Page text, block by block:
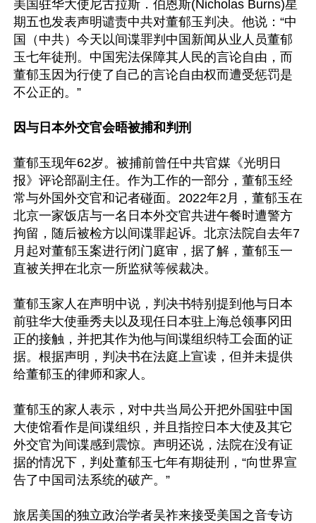
美国驻华大使尼古拉斯．伯恩斯(Nicholas Burns)星
期五也发表声明谴责中共对董郁玉判决。他说：“中
国（中共）今天以间谍罪判中国新闻从业人员董郁
玉七年徒刑。中国宪法保障其人民的言论自由，而
董郁玉因为行使了自己的言论自由权而遭受惩罚是
不公正的。”
因与日本外交官会晤被捕和判刑
董郁玉现年62岁。被捕前曾任中共官媒《光明日
报》评论部副主任。作为工作的一部分，董郁玉经
常与外国外交官和记者碰面。2022年2月，董郁玉在
北京一家饭店与一名日本外交官共进午餐时遭警方
拘留，随后被检方以间谍罪起诉。北京法院自去年7
月起对董郁玉案进行闭门庭审，据了解，董郁玉一
直被关押在北京一所监狱等候裁决。
董郁玉家人在声明中说，判决书特别提到他与日本
前驻华大使垂秀夫以及现任日本驻上海总领事冈田
正的接触，并把其作为他与间谍组织特工会面的证
据。根据声明，判决书在法庭上宣读，但并未提供
给董郁玉的律师和家人。
董郁玉的家人表示，对中共当局公开把外国驻中国
大使馆看作是间谍组织，并且指控日本大使及其它
外交官为间谍感到震惊。声明还说，法院在没有证
据的情况下，判处董郁玉七年有期徒刑，“向世界宣
告了中国司法系统的破产。”
旅居美国的独立政治学者吴祚来接受美国之音专访